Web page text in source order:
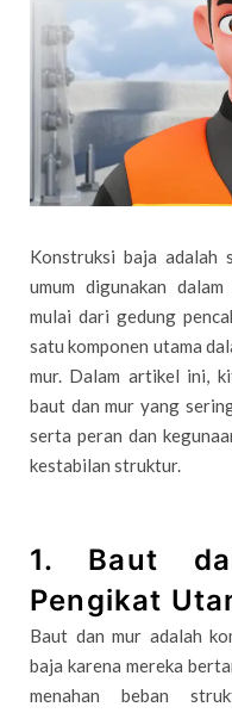
Konstruksi baja adalah
umum digunakan
mulai dari gedung
satu komponen utama
mur. Dalam artikel ini,
baut dan mur yang
serta peran dan
kestabilan struktur.
1. Baut
Pengikat
Baut dan mur adalah
baja karena mereka
menahan beban